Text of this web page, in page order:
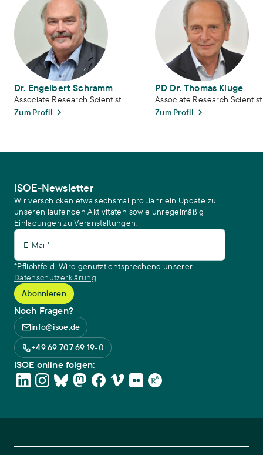
Dr. Engelbert Schramm
Associate Research Scientist
Zum Profil
PD Dr. Thomas Kluge
Associate Research Scientist
Zum Profil
ISOE-Newsletter
Wir verschicken etwa sechsmal pro Jahr ein Update zu
unseren laufenden Aktivitäten sowie unregelmäßig
Einladungen zu Veranstaltungen.
E-Mail*
*Pflichtfeld. Wird genutzt entsprechend unserer
Datenschutzerklärung.
Noch Fragen?
info@isoe.de
+49 69 707 69 19-0
ISOE online folgen: